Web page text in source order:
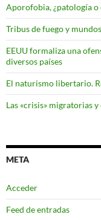
Aporofobia, ¿patología o
Tribus de fuego y
EEUU formaliza una
diversos países
El naturismo libertario.
Las «crisis» migratorias
META
Acceder
Feed de entradas